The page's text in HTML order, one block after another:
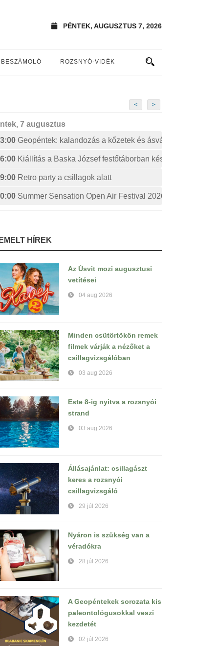
PÉNTEK, AUGUSZTUS 7, 2026
BESZÁMOLÓ ROZSNYÓ-VIDÉK
< >
7 augusztus
Geopéntek: kalandozás a kőzetek és ásványok izgalmas
Kiállítás a Baska József festőtáborban készült művekből
Retro party a csillagok alatt
Summer Sensation Open Air Festival 2026:
HÍREK
Az Úsvit mozi augusztusi
vetítései
04 aug 2026
Minden csütörtökön remek
filmek várják a nézőket a
csillagvizsgálóban
03 aug 2026
Este 8-ig nyitva a rozsnyói
strand
03 aug 2026
Állásajánlat: csillagászt
keres a rozsnyói
csillagvizsgáló
29 júl 2026
Nyáron is szükség van a
véradókra
28 júl 2026
A Geopéntekek sorozata kis
paleontológusokkal veszi
kezdetét
02 júl 2026